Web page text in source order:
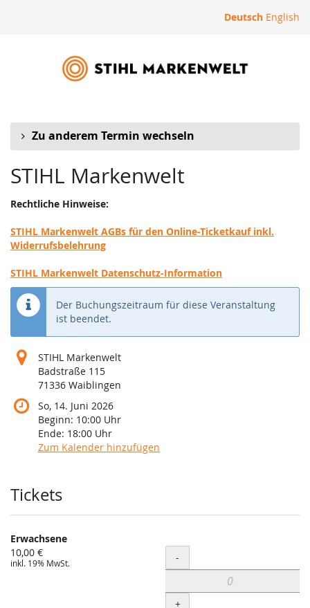
Deutsch English
Markenwelt
Zu anderem Termin wechseln
STIHL Markenwelt
Rechtliche Hinweise:
STIHL Markenwelt AGBs für den Online-Ticketkauf inkl.
Widerrufsbelehrung
STIHL Markenwelt Datenschutz-Information
Der Buchungszeitraum für diese Veranstaltung
ist beendet.
STIHL Markenwelt
Badstraße 115
71336 Waiblingen
So, 14. Juni 2026
Beginn: 10:00 Uhr
Ende: 18:00 Uhr
Zum Kalender hinzufügen
Produkte
Tickets
Erwachsene
10,00 €
inkl. 19% MwSt. Menge
-
+